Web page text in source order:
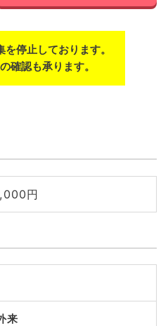
停止しております。
確認も承ります。
円
来